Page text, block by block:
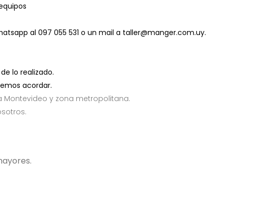
al 097 055 531 o un mail a taller@manger.com.uy.
lo realizado.
acordar.
Montevideo y zona metropolitana.